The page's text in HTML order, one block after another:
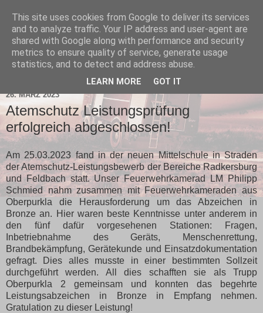
26. MÄRZ 2023
Atemschutz Leistungsprüfung
erfolgreich abgeschlossen!
Am 25.03.2023 fand in der neuen Mittelschule in Straden
der Atemschutz-Leistungsbewerb der Bereiche Radkersburg
und Feldbach statt. Unser Feuerwehrkamerad LM Philipp
Schmied nahm zusammen mit Feuerwehrkameraden aus
Oberpurkla die Herausforderung um das Abzeichen in
Bronze an. Hier waren beste Kenntnisse unter anderem in
den fünf dafür vorgesehenen Stationen: Fragen,
Inbetriebnahme des Geräts, Menschenrettung,
Brandbekämpfung, Gerätekunde und Einsatzdokumentation
gefragt. Dies alles musste in einer bestimmten Sollzeit
durchgeführt werden. All dies schafften sie als Trupp
Oberpurkla 2 gemeinsam und konnten das begehrte
Leistungsabzeichen in Bronze in Empfang nehmen.
Gratulation zu dieser Leistung!
This site uses cookies from Google to deliver its services
and to analyze traffic. Your IP address and user-agent are
shared with Google along with performance and security
metrics to ensure quality of service, generate usage
statistics, and to detect and address abuse.
LEARN MORE GOT IT